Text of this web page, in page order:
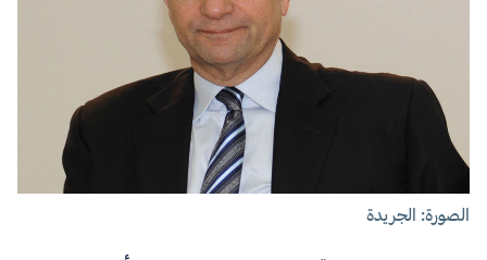
الصورة: الجريدة